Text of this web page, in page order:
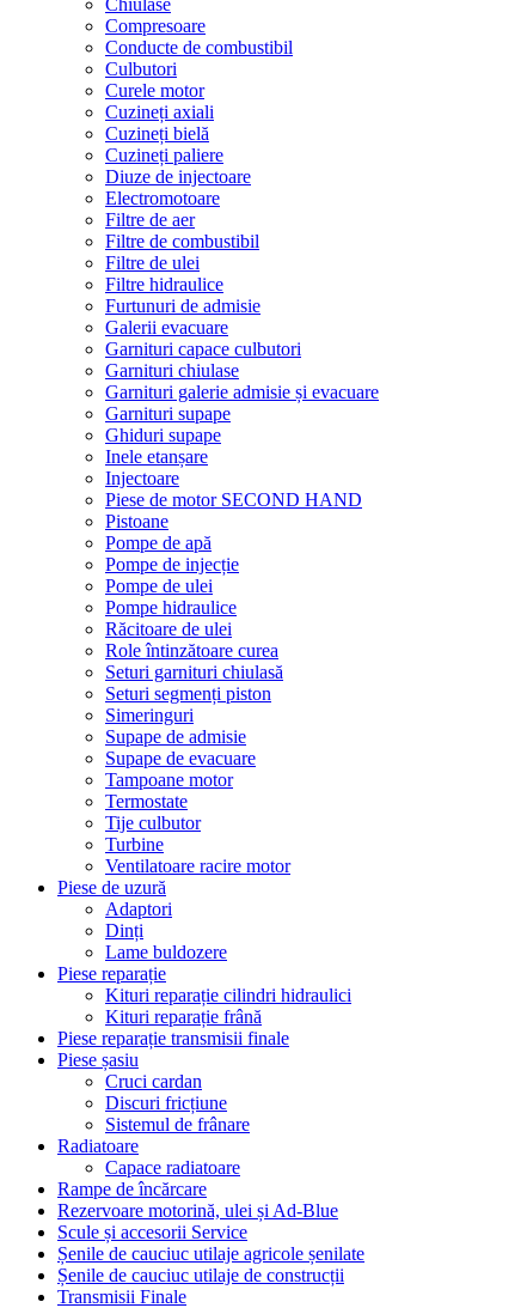
Chiulase
Compresoare
Conducte de combustibil
Culbutori
Curele motor
Cuzineți axiali
Cuzineți bielă
Cuzineți paliere
Diuze de injectoare
Electromotoare
Filtre de aer
Filtre de combustibil
Filtre de ulei
Filtre hidraulice
Furtunuri de admisie
Galerii evacuare
Garnituri capace culbutori
Garnituri chiulase
Garnituri galerie admisie și evacuare
Garnituri supape
Ghiduri supape
Inele etanșare
Injectoare
Piese de motor SECOND HAND
Pistoane
Pompe de apă
Pompe de injecție
Pompe de ulei
Pompe hidraulice
Răcitoare de ulei
Role întinzătoare curea
Seturi garnituri chiulasă
Seturi segmenți piston
Simeringuri
Supape de admisie
Supape de evacuare
Tampoane motor
Termostate
Tije culbutor
Turbine
Ventilatoare racire motor
Piese de uzură
Adaptori
Dinți
Lame buldozere
Piese reparație
Kituri reparație cilindri hidraulici
Kituri reparație frână
Piese reparație transmisii finale
Piese șasiu
Cruci cardan
Discuri fricțiune
Sistemul de frânare
Radiatoare
Capace radiatoare
Rampe de încărcare
Rezervoare motorină, ulei și Ad-Blue
Scule și accesorii Service
Șenile de cauciuc utilaje agricole șenilate
Șenile de cauciuc utilaje de construcții
Transmisii Finale